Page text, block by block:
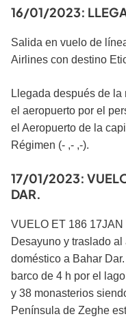
16/01/2023:
Salida en vuelo de
Airlines con destino
Llegada después de
el aeropuerto por el
el Aeropuerto de la
Régimen (- ,- ,-).
17/01/2023:
DAR.
VUELO ET 186
Desayuno y traslado
doméstico a Bahar
barco de 4 h por el
y 38 monasterios
Península de Zeghe